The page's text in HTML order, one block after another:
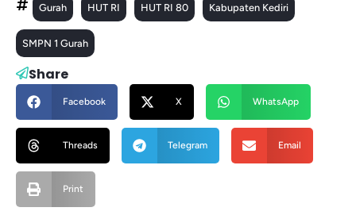
Gurah HUT RI HUT RI 80 Kabupaten Kediri
SMPN 1 Gurah
Share
Facebook X WhatsApp
Threads Telegram Email
Print